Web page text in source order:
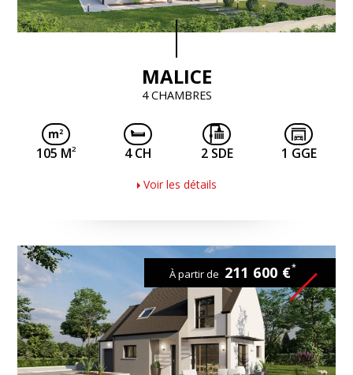
MALICE
4 CHAMBRES
105 M2 4 CH 2 SDE 1 GGE
Voir les détails
À partir de 211 600 €*